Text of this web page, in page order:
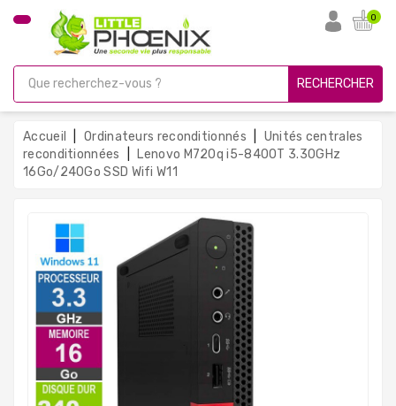
CATÉGORIE
Gamer
Unités
Centrales
Reconditionnées
Ordinateurs
Portables
0
RECHERCHER
Accueil Ordinateurs reconditionnés
Unités centrales
reconditionnées
Lenovo M720q i5-8400T 3.30GHz
16Go/240Go SSD Wifi W11